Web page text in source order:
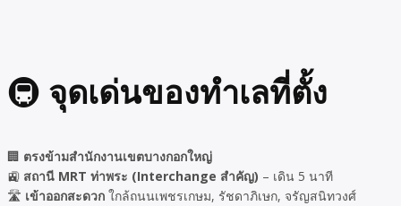
🚇 จุดเด่นของทำเลที่ตั้ง
🏢 ตรงข้ามสำนักงานเขตบางกอกใหญ่
🚉 สถานี MRT ท่าพระ (Interchange สำคัญ) – เดิน 5 นาที
🛣️ เข้าออกสะดวก ใกล้ถนนเพชรเกษม, รัชดาภิเษก, จรัญสนิทวงศ์